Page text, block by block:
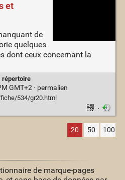
et
de
quelques
dont ceux concernant la
répertoire
GMT+2 · permalien
534/gr20.html
·
20 50 100
de marque-pages